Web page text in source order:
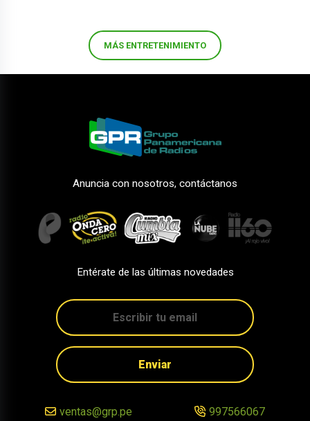
MÁS ENTRETENIMIENTO
Anuncia con nosotros, contáctanos
Entérate de las últimas novedades
Enviar
ventas@grp.pe 997566067